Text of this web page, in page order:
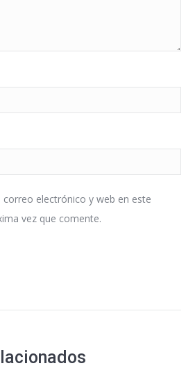
correo electrónico y web en este
vez que comente.